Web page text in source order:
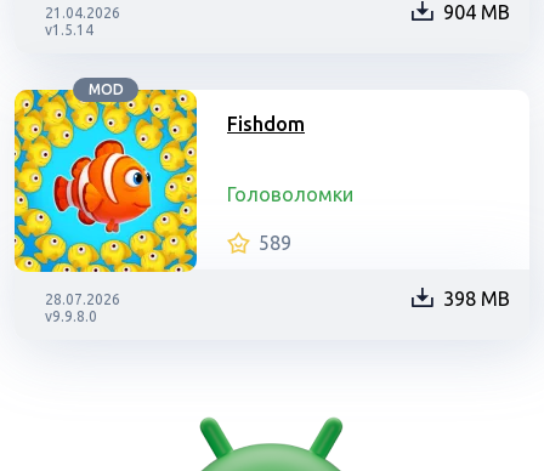
21.04.2026
v1.5.14
904 MB
MOD
Fishdom
Головоломки
589
28.07.2026
v9.9.8.0
398 MB